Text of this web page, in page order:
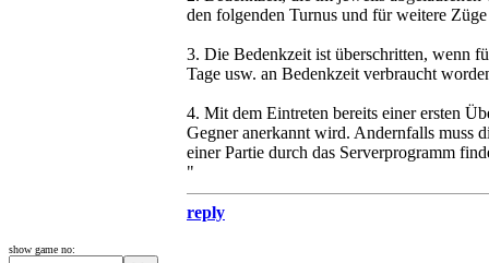
den folgenden Turnus und für weitere
3. Die Bedenkzeit ist überschritten, wenn
Tage usw. an Bedenkzeit verbraucht
4. Mit dem Eintreten bereits einer ersten
Gegner anerkannt wird. Andernfalls muss
einer Partie durch das Serverprogramm
"
reply
show game no: